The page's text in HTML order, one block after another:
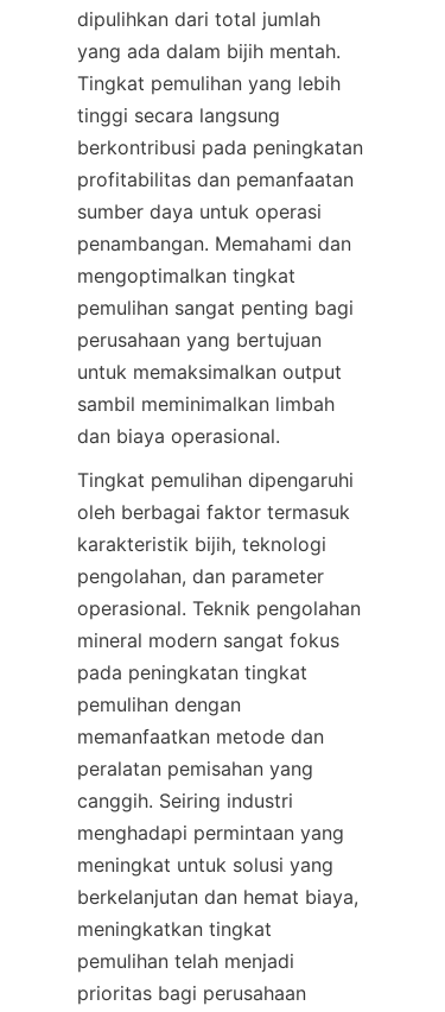
dipulihkan dari total jumlah
yang ada dalam bijih mentah.
Tingkat pemulihan yang lebih
tinggi secara langsung
berkontribusi pada peningkatan
profitabilitas dan pemanfaatan
sumber daya untuk operasi
penambangan. Memahami dan
mengoptimalkan tingkat
pemulihan sangat penting bagi
perusahaan yang bertujuan
untuk memaksimalkan output
sambil meminimalkan limbah
dan biaya operasional.
Tingkat pemulihan dipengaruhi
oleh berbagai faktor termasuk
karakteristik bijih, teknologi
pengolahan, dan parameter
operasional. Teknik pengolahan
mineral modern sangat fokus
pada peningkatan tingkat
pemulihan dengan
memanfaatkan metode dan
peralatan pemisahan yang
canggih. Seiring industri
menghadapi permintaan yang
meningkat untuk solusi yang
berkelanjutan dan hemat biaya,
meningkatkan tingkat
pemulihan telah menjadi
prioritas bagi perusahaan